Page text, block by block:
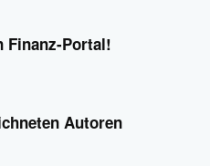
Finanz-Portal!
Autoren